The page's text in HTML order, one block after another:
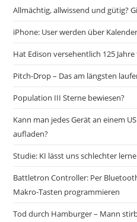
Allmächtig, allwissend und gütig?
iPhone: User werden über
Hat Edison versehentlich 125
Pitch-Drop – Das am längsten
Population III Sterne bewiesen?
Kann man jedes Gerät an einem
aufladen?
Studie: KI lässt uns schlechter
Battletron Controller: Per
Makro-Tasten programmieren
Tod durch Hamburger – Mann